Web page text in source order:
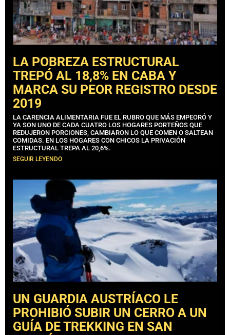
LA POBREZA ESTRUCTURAL
TREPÓ AL 18,8% EN CABA Y
MARCA SU PEOR REGISTRO DESDE
2019
LA CARENCIA ALIMENTARIA FUE EL RUBRO QUE MÁS EMPEORÓ Y
YA SON UNO DE CADA CUATRO LOS HOGARES PORTEÑOS QUE
REDUJERON PORCIONES, CAMBIARON LO QUE COMEN O SALTEAN
COMIDAS. EN LOS HOGARES CON CHICOS LA PRIVACIÓN
ESTRUCTURAL TREPA AL 20,6%.
SEGUIR LEYENDO
UN GUARDIA AUSTRÍACO LE
PROHIBIÓ SUBIR UN CERRO A UN
GUÍA DE TREKKING EN SAN